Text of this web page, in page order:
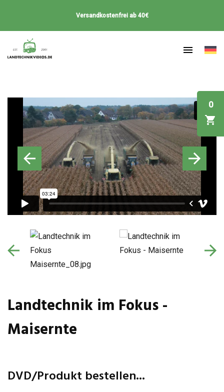
Versandkostenfrei ab 40€
0
Landtechnik im Fokus -
Maisernte
DVD/Produkt bestellen...